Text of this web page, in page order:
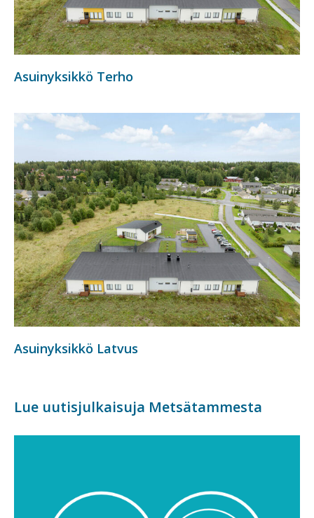
Asuinyksikkö Terho
Asuinyksikkö Latvus
Lue uutisjulkaisuja Metsätammesta